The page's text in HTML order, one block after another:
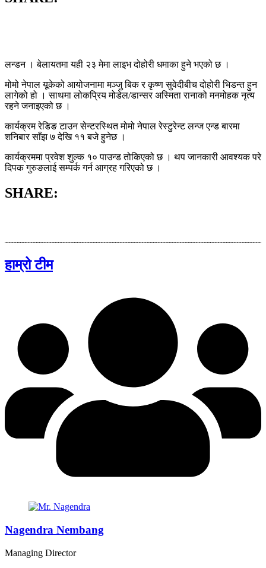
लन्डन । बेलायतमा यही २३ मेमा लाइभ दोहोरी धमाका हुने भएको छ ।
मोमो नेपाल यूकेको आयोजनामा मञ्जु बिक र कृष्ण सुवेदीबीच दोहोरी भिडन्त हुन
लागेको हो । साथमा लोकप्रिय मोडेल/डान्सर अस्मिता रानाको मनमोहक नृत्य
रहने जनाइएको छ ।
कार्यक्रम रेडिङ टाउन सेन्टरस्थित मोमो नेपाल रेस्टुरेन्ट लन्ज एन्ड बारमा
शनिबार साँझ ७ देखि ११ बजे हुनेछ ।
कार्यक्रममा प्रवेश शुल्क १० पाउन्ड तोकिएको छ । थप जानकारी आवश्यक परे
दिपक गुरुङलाई सम्पर्क गर्न आग्रह गरिएको छ ।
SHARE:
हाम्रो टीम
Nagendra Nembang
Managing Director